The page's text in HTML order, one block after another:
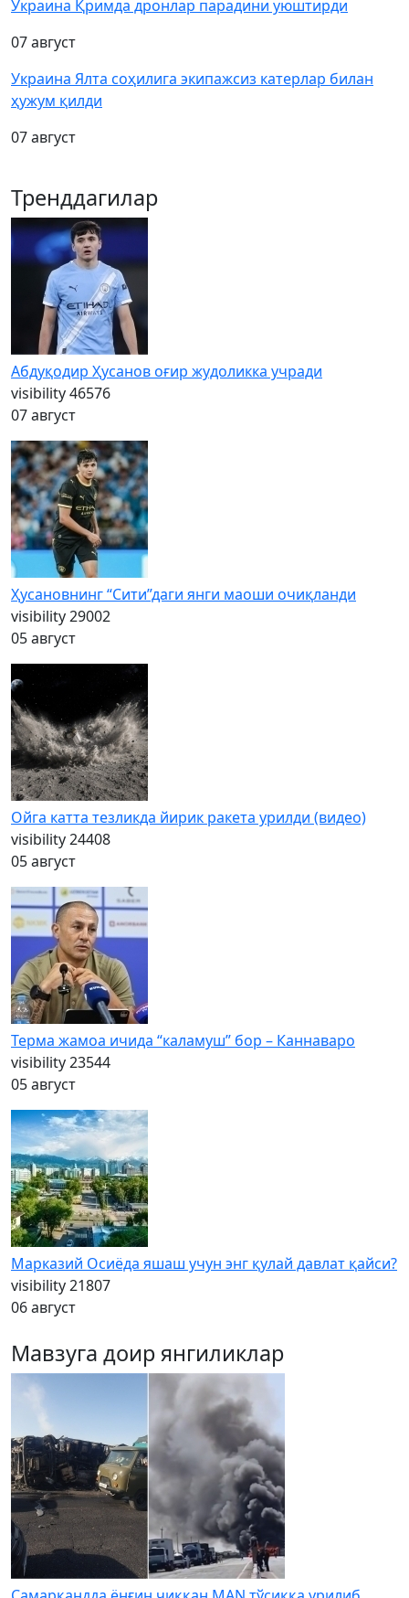
Украина Қримда дронлар парадини уюштирди
07 август
Украина Ялта соҳилига экипажсиз катерлар билан
ҳужум қилди
07 август
Тренддагилар
Абдуқодир Ҳусанов оғир жудоликка учради
visibility46576
07 август
Ҳусановнинг “Сити”даги янги маоши очиқланди
visibility29002
05 август
Ойга катта тезликда йирик ракета урилди (видео)
visibility24408
05 август
Терма жамоа ичида “каламуш” бор – Каннаваро
visibility23544
05 август
Марказий Осиёда яшаш учун энг қулай давлат қайси?
visibility21807
06 август
Мавзуга доир янгиликлар